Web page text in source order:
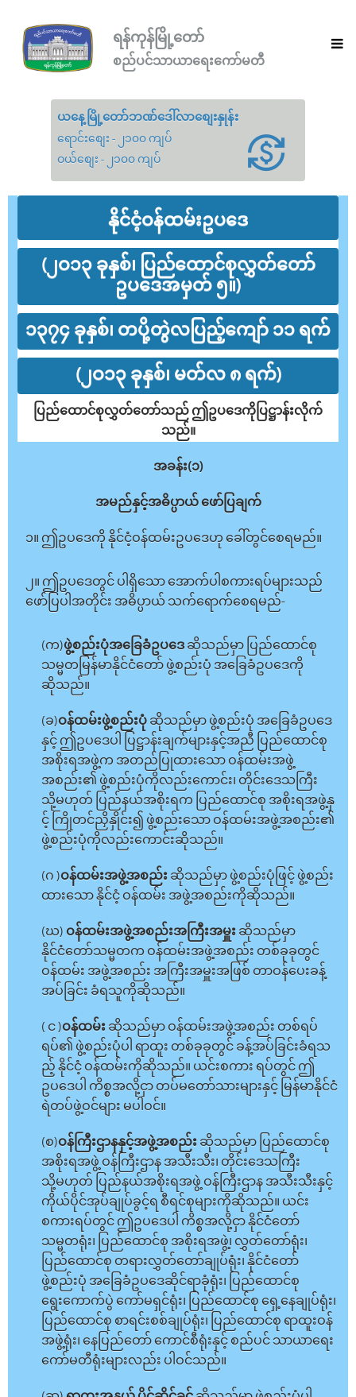
ရန်ကုန်မြို့တော်
စည်ပင်သာယာရေးကော်မတီ
ယနေ့မြို့တော်ဘဏ်ဒေါ်လာစျေးနှုန်း
ရောင်းစျေး - ၂၁၀၀ ကျပ်
ဝယ်စျေး - ၂၁၀၀ ကျပ်
နိုင်ငံ့ဝန်ထမ်းဥပဒေ
(၂ဝ၁၃ ခုနှစ်၊ ပြည်ထောင်စုလွှတ်တော်
ဥပဒေအမှတ် ၅။)
၁၃၇၄ ခုနှစ်၊ တပို့တွဲလပြည့်ကျော် ၁၁ ရက်
(၂ဝ၁၃ ခုနှစ်၊ မတ်လ ၈ ရက်)
ပြည်ထောင်စုလွှတ်တော်သည် ဤဥပဒေကိုပြဋ္ဌာန်းလိုက်
သည်။
အခန်း(၁)
အမည်နှင့်အဓိပ္ပာယ် ဖော်ပြချက်
၁။ ဤဥပဒေကို နိုင်ငံ့ဝန်ထမ်းဥပဒေဟု ခေါ်တွင်စေရမည်။
၂။ ဤဥပဒေတွင် ပါရှိသော အောက်ပါစကားရပ်များသည်
ဖော်ပြပါအတိုင်း အဓိပ္ပာယ် သက်ရောက်စေရမည်-
(က)ဖွဲ့စည်းပုံအခြေခံဥပဒေဆိုသည်မှာ ပြည်ထောင်စု
သမ္မတမြန်မာနိုင်ငံတော် ဖွဲ့စည်းပုံ အခြေခံဥပဒေကို
ဆိုသည်။
(ခ)ဝန်ထမ်းဖွဲ့စည်းပုံ ဆိုသည်မှာ ဖွဲ့စည်းပုံ အခြေခံဥပဒေ
နှင့် ဤဥပဒေပါ ပြဋ္ဌာန်းချက်များနှင့်အညီ ပြည်ထောင်စု
အစိုးရအဖွဲ့က အတည်ပြုထားသော ဝန်ထမ်းအဖွဲ့
အစည်း၏ ဖွဲ့စည်းပုံကိုလည်းကောင်း၊ တိုင်းဒေသကြီး
သို့မဟုတ် ပြည်နယ်အစိုးရက ပြည်ထောင်စု အစိုးရအဖွဲ့နှ
င့် ကြိုတင်ညှိနှိုင်း၍ ဖွဲ့စည်းသော ဝန်ထမ်းအဖွဲ့အစည်း၏
ဖွဲ့စည်းပုံကိုလည်းကောင်းဆိုသည်။
(ဂ )ဝန်ထမ်းအဖွဲ့အစည်း ဆိုသည်မှာ ဖွဲ့စည်းပုံဖြင့် ဖွဲ့စည်း
ထားသော နိုင်ငံ့ ဝန်ထမ်း အဖွဲ့အစည်းကိုဆိုသည်။
(ဃ) ဝန်ထမ်းအဖွဲ့အစည်းအကြီးအမှူး ဆိုသည်မှာ
နိုင်ငံတော်သမ္မတက ဝန်ထမ်းအဖွဲ့အစည်း တစ်ခုခုတွင်
ဝန်ထမ်း အဖွဲ့အစည်း အကြီးအမှူးအဖြစ် တာဝန်ပေးခန့်
အပ်ခြင်း ခံရသူကိုဆိုသည်။
( င )ဝန်ထမ်း ဆိုသည်မှာ ဝန်ထမ်းအဖွဲ့အစည်း တစ်ရပ်
ရပ်၏ ဖွဲ့စည်းပုံပါ ရာထူး တစ်ခုခုတွင် ခန့်အပ်ခြင်းခံရသ
ည့် နိုင်ငံ့ ဝန်ထမ်းကိုဆိုသည်။ ယင်းစကား ရပ်တွင် ဤ
ဥပဒေပါ ကိစ္စအလို့ငှာ တပ်မတော်သားများနှင့် မြန်မာနိုင်ငံ
ရဲတပ်ဖွဲ့ဝင်များ မပါဝင်။
(စ)ဝန်ကြီးဌာနနှင့်အဖွဲ့အစည်း ဆိုသည်မှာ ပြည်ထောင်စု
အစိုးရအဖွဲ့ ဝန်ကြီးဌာန အသီးသီး၊ တိုင်းဒေသကြီး
သို့မဟုတ် ပြည်နယ်အစိုးရအဖွဲ့ ဝန်ကြီးဌာန အသီးသီးနှင့်
ကိုယ်ပိုင်အုပ်ချုပ်ခွင့်ရ စီရင်စုများကိုဆိုသည်။ ယင်း
စကားရပ်တွင် ဤဥပဒေပါ ကိစ္စအလို့ငှာ နိုင်ငံတော်
သမ္မတရုံး၊ ပြည်ထောင်စု အစိုးရအဖွဲ့၊ လွှတ်တော်ရုံး၊
ပြည်ထောင်စု တရားလွှတ်တော်ချုပ်ရုံး၊ နိုင်ငံတော်
ဖွဲ့စည်းပုံ အခြေခံဥပဒေဆိုင်ရာခုံရုံး၊ ပြည်ထောင်စု
ရွေးကောက်ပွဲ ကော်မရှင်ရုံး၊ ပြည်ထောင်စု ရှေ့နေချုပ်ရုံး၊
ပြည်ထောင်စု စာရင်းစစ်ချုပ်ရုံး၊ ပြည်ထောင်စု ရာထူးဝန်
အဖွဲ့ရုံး၊ နေပြည်တော် ကောင်စီရုံးနှင့် စည်ပင် သာယာရေး
ကော်မတီရုံးများလည်း ပါဝင်သည်။